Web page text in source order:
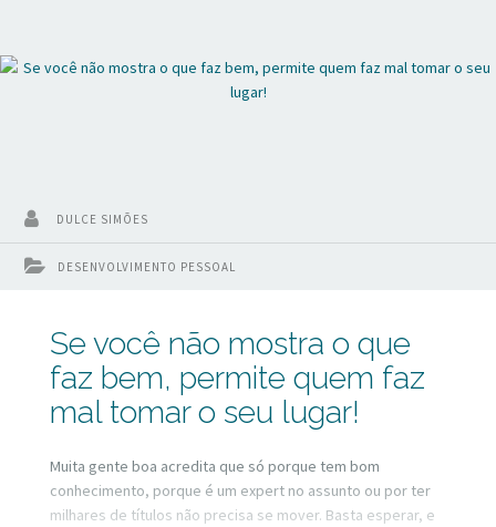
DESENVOLVIMENTO PESSOAL
DULCE SIMÕES
Se você não mostra o que
faz bem, permite quem faz
mal tomar o seu lugar!
Muita gente boa acredita que só porque tem bom
conhecimento, porque é um expert no assunto ou por ter
milhares de títulos não precisa se mover. Basta esperar, e